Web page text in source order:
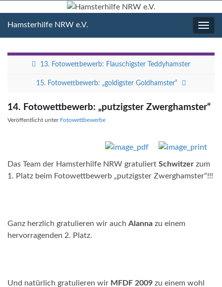
Hamsterhilfe NRW e.V.
13. Fotowettbewerb: Flauschigster Teddyhamster
15. Fotowettbewerb: „goldigster Goldhamster“
14. Fotowettbewerb: „putzigster Zwerghamster“
Veröffentlicht unter Fotowettbewerbe
Das Team der Hamsterhilfe NRW gratuliert Schwitzer zum
1. Platz beim Fotowettbewerb „putzigster Zwerghamster“!!!
Ganz herzlich gratulieren wir auch Alanna zu einem
hervorragenden 2. Platz.
Und natürlich gratulieren wir MFDF 2009 zu einem wohl